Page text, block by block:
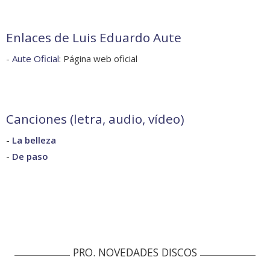
Enlaces de Luis Eduardo Aute
- Aute Oficial: Página web oficial
Canciones (letra, audio, vídeo)
- La belleza
- De paso
PRO. NOVEDADES DISCOS